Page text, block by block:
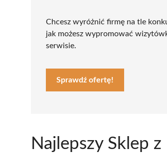
Chcesz wyróżnić firmę na tle
jak możesz wypromować
serwisie.
Sprawdź ofertę!
Najlepszy Sklep